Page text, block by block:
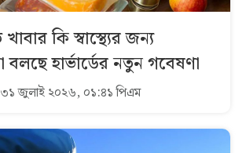
কি স্বাস্থ্যের জন্য
বলছে হার্ভার্ডের নতুন গবেষণা
৩১ জুলাই ২০২৬, ০১:৪১ পিএম